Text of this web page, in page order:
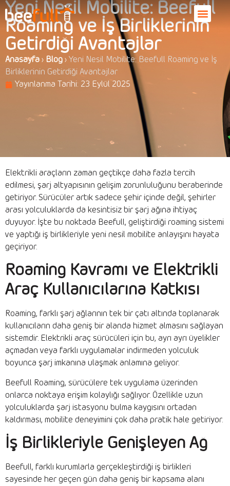
Yeni Nesil Mobilite: Beefull
Roaming ve İş Birliklerinin
Getirdiği Avantajlar
Anasayfa › Blog › Yeni Nesil Mobilite: Beefull Roaming ve İş
Birliklerinin Getirdiği Avantajlar
Yayınlanma Tarihi: 23 Eylül 2025
Elektrikli araçların zaman geçtikçe daha fazla tercih
edilmesi, şarj altyapısının gelişim zorunluluğunu beraberinde
getiriyor. Sürücüler artık sadece şehir içinde değil, şehirler
arası yolculuklarda da kesintisiz bir şarj ağına ihtiyaç
duyuyor. İşte bu noktada Beefull, geliştirdiği roaming sistemi
ve yaptığı iş birlikleriyle yeni nesil mobilite anlayışını hayata
geçiriyor.
Roaming Kavramı ve Elektrikli
Araç Kullanıcılarına Katkısı
Roaming, farklı şarj ağlarının tek bir çatı altında toplanarak
kullanıcıların daha geniş bir alanda hizmet almasını sağlayan
sistemdir. Elektrikli araç sürücüleri için bu, ayrı ayrı üyelikler
açmadan veya farklı uygulamalar indirmeden yolculuk
boyunca şarj imkanına ulaşmak anlamına geliyor.
Beefull Roaming, sürücülere tek uygulama üzerinden
onlarca noktaya erişim kolaylığı sağlıyor. Özellikle uzun
yolculuklarda şarj istasyonu bulma kaygısını ortadan
kaldırması, mobilite deneyimini çok daha pratik hale getiriyor.
İş Birlikleriyle Genişleyen Ağ
Beefull, farklı kurumlarla gerçekleştirdiği iş birlikleri
sayesinde her geçen gün daha geniş bir kapsama alanı